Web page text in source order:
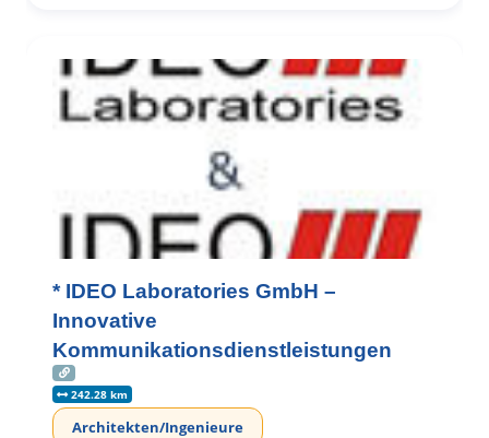
* IDEO Laboratories GmbH –
Innovative
Kommunikationsdienstleistungen
242.28 km
Architekten/Ingenieure